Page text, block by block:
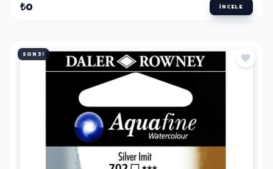
₺0 İNCELE
SON 3!